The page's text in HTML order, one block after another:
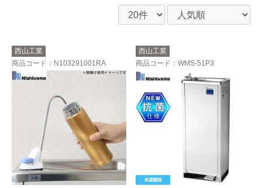
西山工業
商品コード ：N103291001RA
西山工業
商品コード ：WMS-51P3